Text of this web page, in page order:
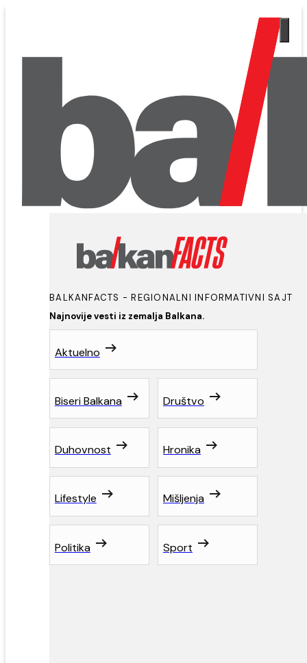
Najnovije vesti iz zemalja Balkana.
BALKANFACTS - REGIONALNI INFORMATIVNI SAJT
Aktuelno
Biseri Balkana Društvo
Duhovnost Hronika
Lifestyle Mišljenja
Politika Sport